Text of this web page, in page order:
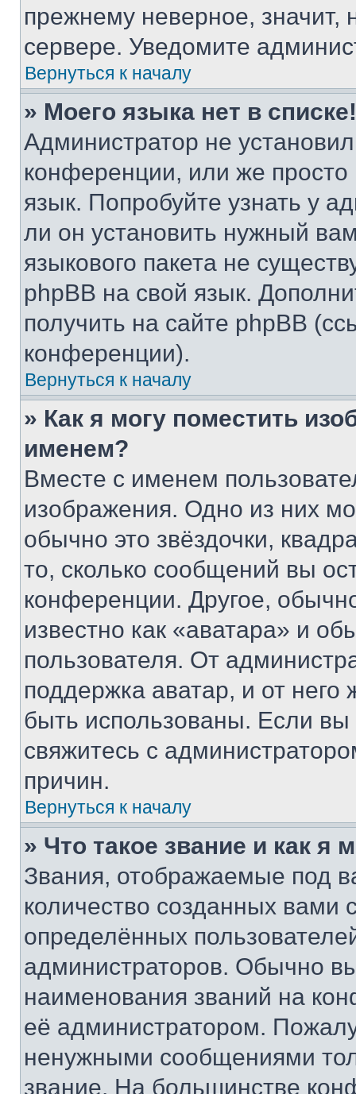
прежнему неверное, значит,
сервере. Уведомите
Вернуться к началу
» Моего языка нет в списке!
Администратор не
конференции, или же
язык. Попробуйте узнать у
ли он установить нужный
языкового пакета не
phpBB на свой язык.
получить на сайте phpBB
конференции).
Вернуться к началу
» Как я могу поместить
именем?
Вместе с именем
изображения. Одно из них
обычно это звёздочки,
то, сколько сообщений вы
конференции. Другое,
известно как «аватара» и
пользователя. От
поддержка аватар, и от него
быть использованы. Если
свяжитесь с
причин.
Вернуться к началу
» Что такое звание и как я
Звания, отображаемые под
количество созданных
определённых
администраторов. Обычно
наименования званий на
её администратором.
ненужными сообщениями
звание. На большинстве